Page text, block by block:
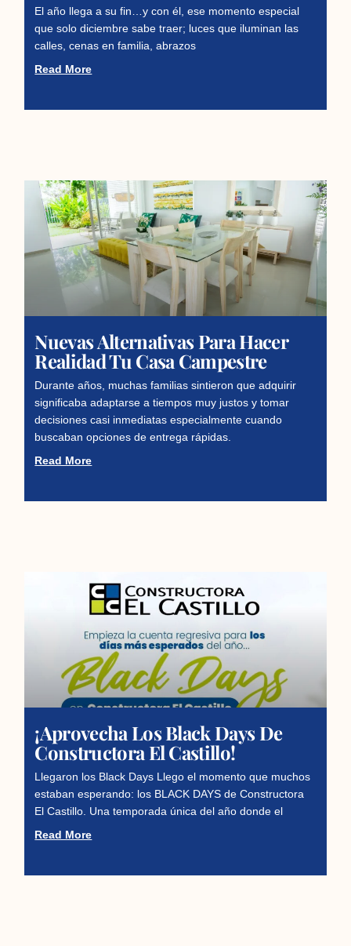
El año llega a su fin…y con él, ese momento especial
que solo diciembre sabe traer; luces que iluminan las
calles, cenas en familia, abrazos
Read More
Nuevas Alternativas Para Hacer
Realidad Tu Casa Campestre
Durante años, muchas familias sintieron que adquirir
significaba adaptarse a tiempos muy justos y tomar
decisiones casi inmediatas especialmente cuando
buscaban opciones de entrega rápidas.
Read More
¡Aprovecha Los Black Days De
Constructora El Castillo!
Llegaron los Black Days Llego el momento que muchos
estaban esperando: los BLACK DAYS de Constructora
El Castillo. Una temporada única del año donde el
Read More